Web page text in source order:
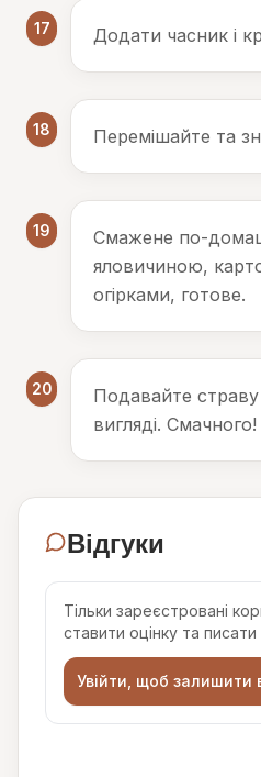
17 Додати часник і
18 Перемішайте та
19
Смажене по-
яловичиною,
огірками, готове.
20
Подавайте
вигляді. Смачного!
Відгуки
Тільки зареєстровані
ставити оцінку та писати
Увійти, щоб залишити